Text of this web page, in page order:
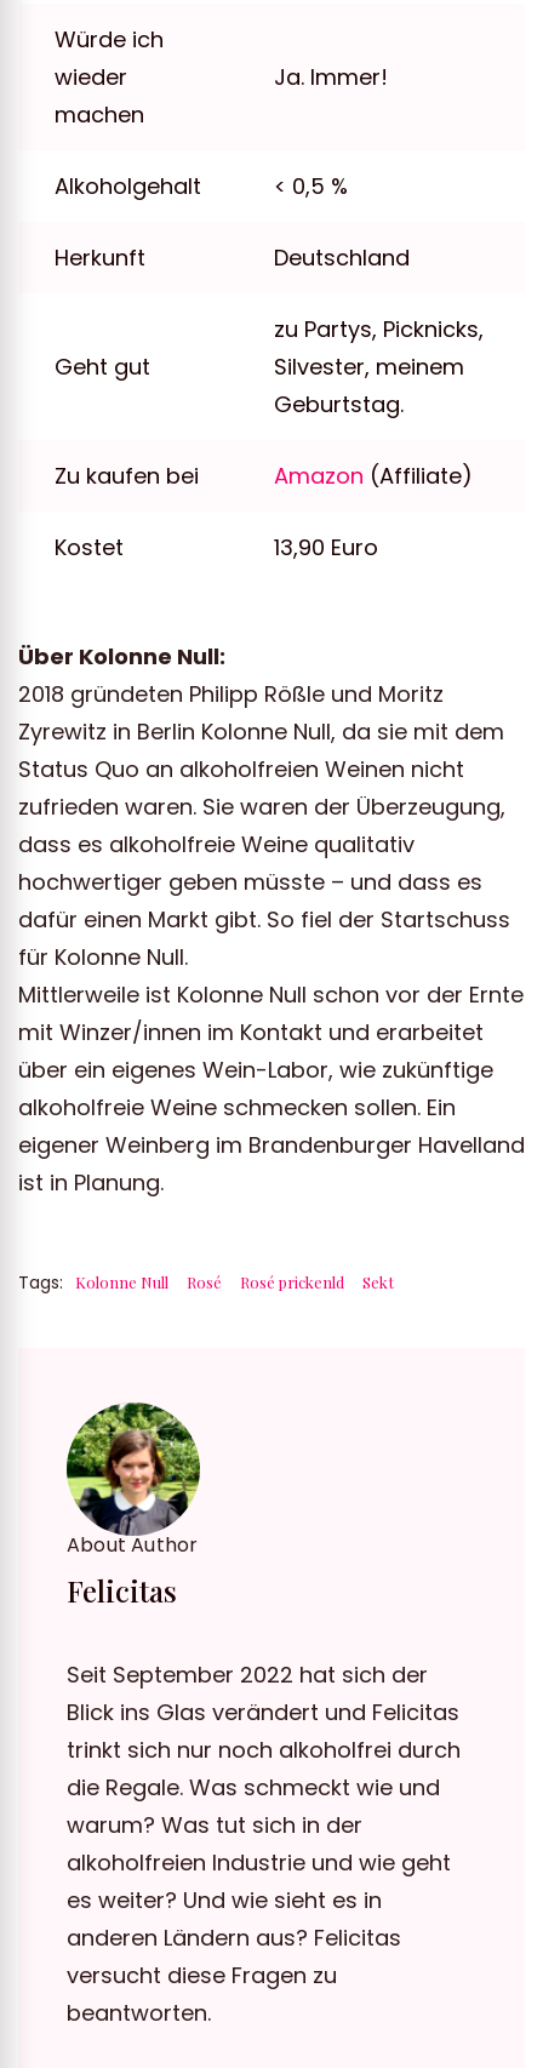
Würde ich
wieder
machen
Ja. Immer!
Alkoholgehalt < 0,5 %
Herkunft Deutschland
Geht gut
zu Partys, Picknicks,
Silvester, meinem
Geburtstag.
Zu kaufen bei Amazon (Affiliate)
Kostet 13,90 Euro
Über Kolonne Null:
2018 gründeten Philipp Rößle und Moritz
Zyrewitz in Berlin Kolonne Null, da sie mit dem
Status Quo an alkoholfreien Weinen nicht
zufrieden waren. Sie waren der Überzeugung,
dass es alkoholfreie Weine qualitativ
hochwertiger geben müsste – und dass es
dafür einen Markt gibt. So fiel der Startschuss
für Kolonne Null.
Mittlerweile ist Kolonne Null schon vor der Ernte
mit Winzer/innen im Kontakt und erarbeitet
über ein eigenes Wein-Labor, wie zukünftige
alkoholfreie Weine schmecken sollen. Ein
eigener Weinberg im Brandenburger Havelland
ist in Planung.
Tags: Kolonne Null Rosé Rosé prickenld Sekt
About Author
Felicitas
Seit September 2022 hat sich der
Blick ins Glas verändert und Felicitas
trinkt sich nur noch alkoholfrei durch
die Regale. Was schmeckt wie und
warum? Was tut sich in der
alkoholfreien Industrie und wie geht
es weiter? Und wie sieht es in
anderen Ländern aus? Felicitas
versucht diese Fragen zu
beantworten.